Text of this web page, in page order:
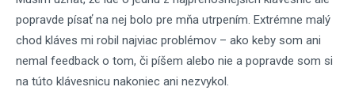
popravde písať na nej bolo pre mňa utrpením. Extrémne malý
chod kláves mi robil najviac problémov – ako keby som ani
nemal feedback o tom, či píšem alebo nie a popravde som si
na túto klávesnicu nakoniec ani nezvykol.